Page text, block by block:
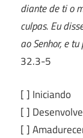
diante de ti o
culpas. Eu
ao Senhor, e
32.3-5
[ ] Iniciando
[ ]
[ ]